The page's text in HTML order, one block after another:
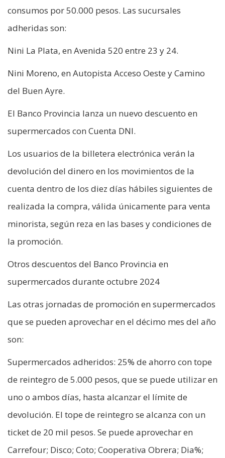
consumos por 50.000 pesos. Las sucursales
adheridas son:
Nini La Plata, en Avenida 520 entre 23 y 24.
Nini Moreno, en Autopista Acceso Oeste y Camino
del Buen Ayre.
El Banco Provincia lanza un nuevo descuento en
supermercados con Cuenta DNI.
Los usuarios de la billetera electrónica verán la
devolución del dinero en los movimientos de la
cuenta dentro de los diez días hábiles siguientes de
realizada la compra, válida únicamente para venta
minorista, según reza en las bases y condiciones de
la promoción.
Otros descuentos del Banco Provincia en
supermercados durante octubre 2024
Las otras jornadas de promoción en supermercados
que se pueden aprovechar en el décimo mes del año
son:
Supermercados adheridos: 25% de ahorro con tope
de reintegro de 5.000 pesos, que se puede utilizar en
uno o ambos días, hasta alcanzar el límite de
devolución. El tope de reintegro se alcanza con un
ticket de 20 mil pesos. Se puede aprovechar en
Carrefour; Disco; Coto; Cooperativa Obrera; Dia%;